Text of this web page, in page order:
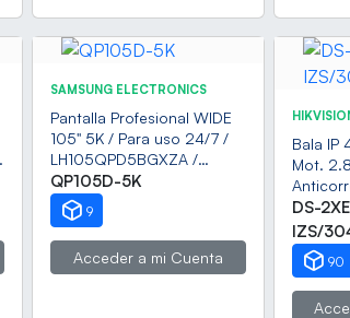
SAMSUNG ELECTRONICS
Pantalla Profesional WIDE
105" 5K / Para uso 24/7 /
LH105QPD5BGXZA /
bocinas integradas /
Dimensiones: 2.48 m Largo
x 1.06 m alto / Soporta
Rotacion de imagen Pivot
QP105D-5K
9
Acceder a mi Cuenta
Bala IP
Mot.
IECEx)
/ 50 mts
ONVIF
DS-
IZS/
90